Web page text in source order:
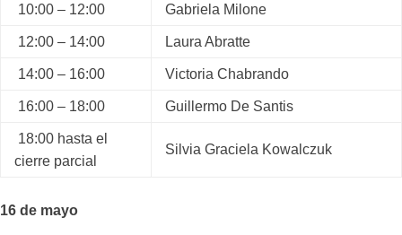
10:00 – 12:00 Gabriela Milone
12:00 – 14:00 Laura Abratte
14:00 – 16:00 Victoria Chabrando
16:00 – 18:00 Guillermo De Santis
18:00 hasta el
cierre parcial
Silvia Graciela Kowalczuk
16 de mayo